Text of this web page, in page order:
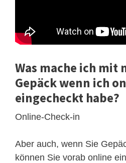
Was mache ich mit
Gepäck wenn ich
eingecheckt habe?
Online-Check-in
Aber auch, wenn Sie
können Sie vorab online